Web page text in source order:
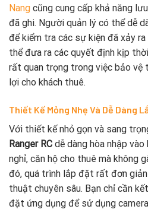
Nang cũng cung cấp khả năng
đã ghi. Người quản lý có thể dễ
để kiểm tra các sự kiện đã xảy
thể đưa ra các quyết định kịp
rất quan trọng trong việc bảo vệ
lợi cho khách thuê.
Thiết Kế Mỏng Nhẹ Và Dễ Dàng
Với thiết kế nhỏ gọn và sang
Ranger RC dễ dàng hòa nhập
nghỉ, căn hộ cho thuê mà không
đó, quá trình lắp đặt rất đơn
thuật chuyên sâu. Bạn chỉ cần
đặt ứng dụng để sử dụng